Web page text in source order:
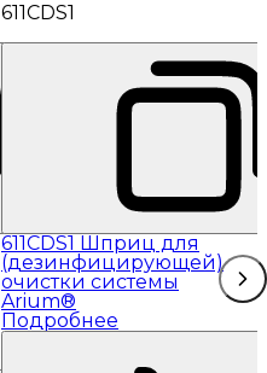
611CDS1
611CDS1 Шприц для
(дезинфицирующей)
очистки системы
Arium®
Подробнее